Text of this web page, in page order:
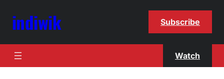
indiwik Subscribe
Watch